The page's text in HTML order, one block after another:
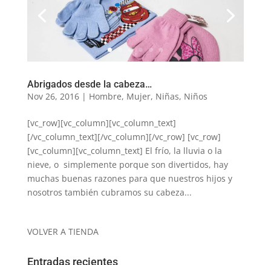
Abrigados desde la cabeza…
Nov 26, 2016| Hombre, Mujer, Niñas, Niños
[vc_row][vc_column][vc_column_text]
[/vc_column_text][/vc_column][/vc_row] [vc_row]
[vc_column][vc_column_text] El frío, la lluvia o la
nieve, o simplemente porque son divertidos, hay
muchas buenas razones para que nuestros hijos y
nosotros también cubramos su cabeza...
VOLVER A TIENDA
Entradas recientes